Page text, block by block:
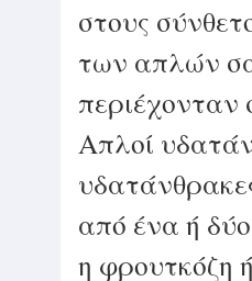
στους
των απλών
περιέχονταν
Απλοί
από ένα ή
η φρουτκόζη